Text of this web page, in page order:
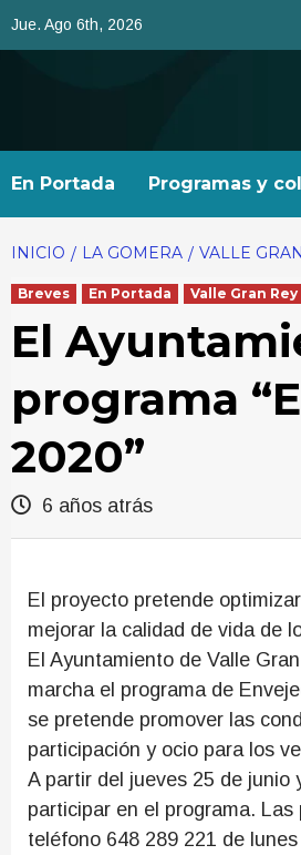
Jue. Ago 6th, 2026
En Portada Programas y
INICIO LA GOMERA VALLE
Breves En Portada Valle Gran Rey
El
programa
2020”
6 años atrás
El proyecto pretende
mejorar la calidad de vida de
El Ayuntamiento de Valle
marcha el programa de
se pretende promover las
participación y ocio para los
A partir del jueves 25 de junio
participar en el programa.
teléfono 648 289 221 de